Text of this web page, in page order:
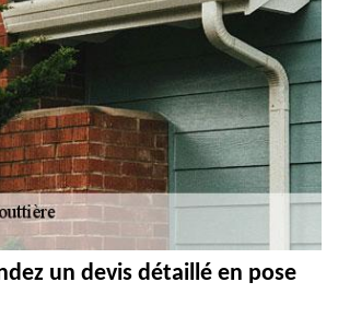
un devis détaillé en pose